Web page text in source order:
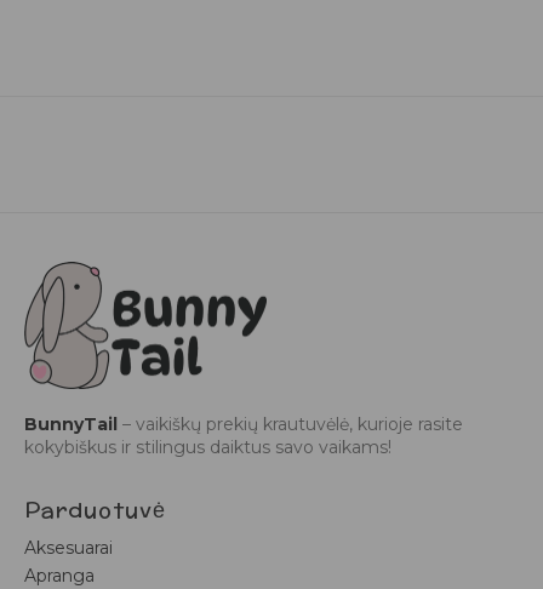
BunnyTail – vaikiškų prekių krautuvėlė, kurioje rasite
kokybiškus ir stilingus daiktus savo vaikams!
Parduotuvė
Aksesuarai
Apranga